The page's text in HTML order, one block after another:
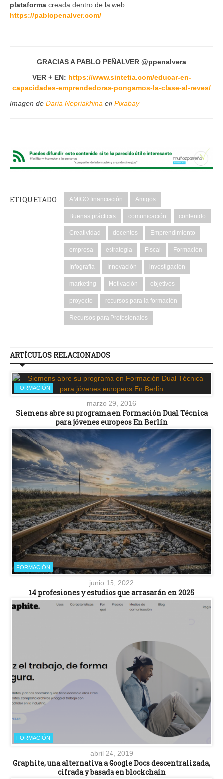
plataforma creada dentro de la web:
https://pablopenalver.com/
GRACIAS A PABLO PEÑALVER @ppenalvera
VER + EN: https://www.sintetia.com/educar-en-
capacidades-emprendedoras-pongamos-la-clase-al-reves/
Imagen de Daria Nepriakhina en Pixabay
ETIQUETADO AMIGO financiación Amigos
Buenas prácticas comunicación contenido
Creatividad docentes Emprendimiento
empresa estrategia Fiscal Formación
Infografía Innovación investigación
marketing Motivación objetivos
proyecto recursos para la formación
Recursos para Profesionales
ARTÍCULOS RELACIONADOS
FORMACIÓN
marzo 29, 2016
Siemens abre su programa en Formación Dual Técnica
para jóvenes europeos En Berlín
FORMACIÓN
junio 15, 2022
14 profesiones y estudios que arrasarán en 2025
FORMACIÓN
abril 24, 2019
Graphite, una alternativa a Google Docs descentralizada,
cifrada y basada en blockchain